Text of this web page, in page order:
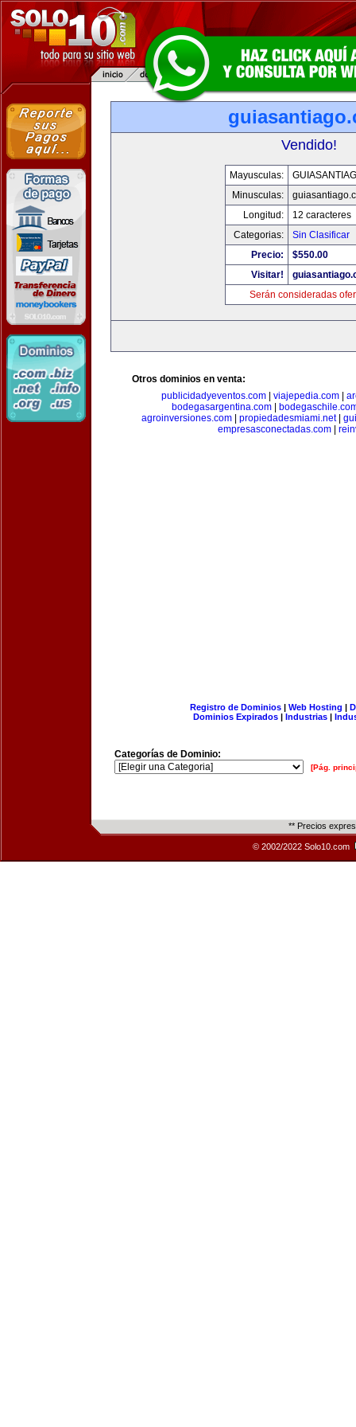
Vendido!
Mayusculas:
Minusculas:
Longitud:
12 caracteres
Categorias:
Sin Clasificar
Precio:
$550.00
Visitar!
Serán consideradas
Otros dominios en venta:
publicidadyeventos.com| viajepedia.com|
bodegasargentina.com|
agroinversiones.com
propiedadesmiami.net|
empresasconectadas.com|
Registro de Dominios| Web Hosting |
Dominios Expirados | Industrias |
Categorías de Dominio:
[Pág.
** Precios
© 2002/2022 Solo10.com